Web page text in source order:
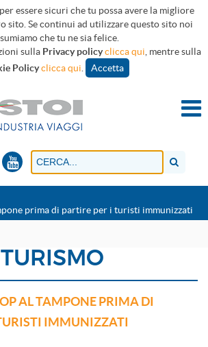
essere sicuri che tu possa avere la migliore
sito. Se continui ad utilizzare questo sito noi
che tu ne sia felice.
sulla Privacy policyclicca qui , mentre sulla
Policyclicca qui Accetta
prima di partire per i turisti immunizzati
AL TAMPONE PRIMA DI
IMMUNIZZATI